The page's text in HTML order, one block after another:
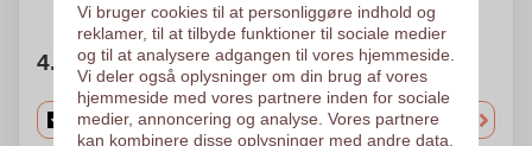
4. Vælg mængden
Vi bruger cookies til at personliggøre indhold og
reklamer, til at tilbyde funktioner til sociale medier
og til at analysere adgangen til vores hjemmeside.
Vi deler også oplysninger om din brug af vores
hjemmeside med vores partnere inden for sociale
medier, annoncering og analyse. Vores partnere
kan kombinere disse oplysninger med andre data,